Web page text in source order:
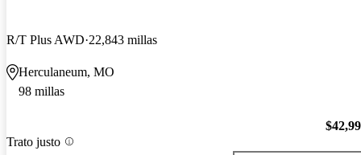
R/T Plus AWD 22,843 millas
Herculaneum, MO
98 millas
Trato justo